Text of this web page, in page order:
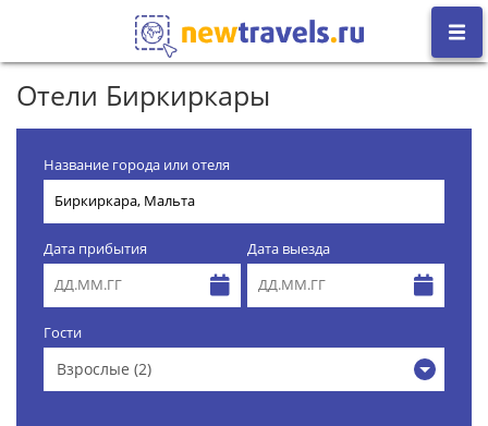
Отели Биркиркары
Название города или отеля
Дата прибытия Дата выезда
Гости
Взрослые (2)